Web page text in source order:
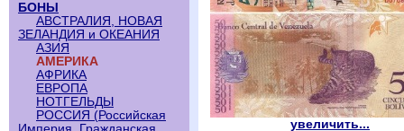
БОНЫ
АВСТРАЛИЯ, НОВАЯ
ЗЕЛАНДИЯ и ОКЕАНИЯ
АЗИЯ
АМЕРИКА
АФРИКА
ЕВРОПА
НОТГЕЛЬДЫ
РОССИЯ (Российская
увеличить...